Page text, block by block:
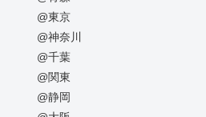
@東京
@神奈川
@千葉
@関東
@静岡